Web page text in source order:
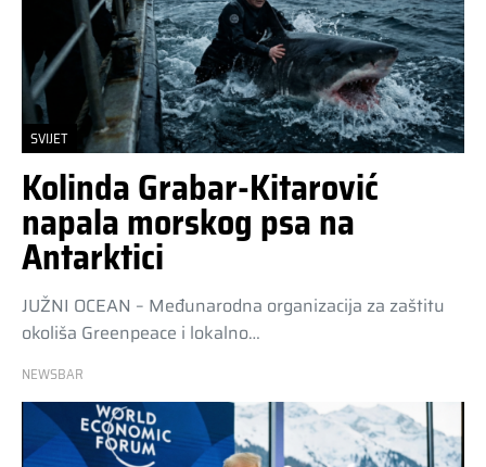
SVIJET
Kolinda Grabar-Kitarović
napala morskog psa na
Antarktici
JUŽNI OCEAN – Međunarodna organizacija za zaštitu
okoliša Greenpeace i lokalno…
NEWSBAR